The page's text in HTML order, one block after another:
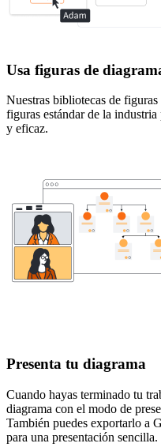
Usa figuras de
Nuestras bibliotecas de
figuras estándar de la
y eficaz.
Presenta tu diagrama
Cuando hayas terminado tu
diagrama con el modo de
También puedes exportarlo a
para una presentación sencilla.